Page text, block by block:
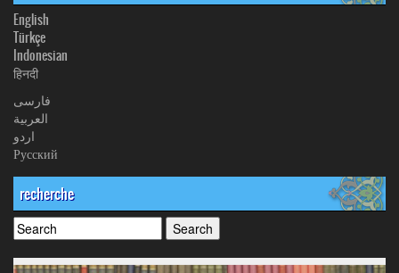
English
Türkçe
Indonesian
हिनदी
فارسی
العربیة
اردو
Русский
recherche